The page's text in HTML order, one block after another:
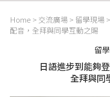
Home > 交流廣場 > 留學現場 >
配音，全拜與同學互動之賜
留
日語進步到能夠
全拜與同